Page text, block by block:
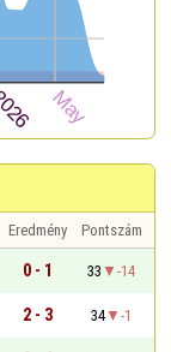
Eredmény
Pontszám
0 - 1 33
-14
2 - 3 34
-1